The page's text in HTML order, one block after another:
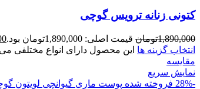
کتونی زنانه ترويس گوچی
1,890,000تومان قیمت اصلی: 1,890,000تومان بود.
انتخاب گزینه ها این محصول دارای انواع مختلفی
مقايسه
نمایش سریع
-28%
فروخته شده پوست ماری گیوانچی لویتون